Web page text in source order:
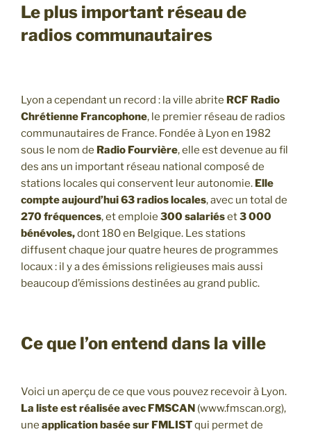
Le plus important réseau de
radios communautaires
Lyon a cependant un record : la ville abrite RCF Radio
Chrétienne Francophone, le premier réseau de radios
communautaires de France. Fondée à Lyon en 1982
sous le nom de Radio Fourvière, elle est devenue au fil
des ans un important réseau national composé de
stations locales qui conservent leur autonomie. Elle
compte aujourd’hui 63 radios locales, avec un total de
270 fréquences, et emploie 300 salariéset3 000
bénévoles,dont 180 en Belgique. Les stations
diffusent chaque jour quatre heures de programmes
locaux : il y a des émissions religieuses mais aussi
beaucoup d’émissions destinées au grand public.
Ce que l’on entend dans la ville
Voici un aperçu de ce que vous pouvez recevoir à Lyon.
La liste est réalisée avec FMSCAN (www.fmscan.org),
une application basée sur FMLISTqui permet de